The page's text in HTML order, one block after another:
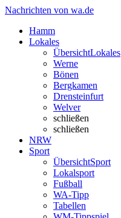
Nachrichten von wa.de
Hamm
Lokales
ÜbersichtLokales
Werne
Bönen
Bergkamen
Drensteinfurt
Welver
schließen
schließen
NRW
Sport
ÜbersichtSport
Lokalsport
Fußball
WA-Tipp
Tabellen